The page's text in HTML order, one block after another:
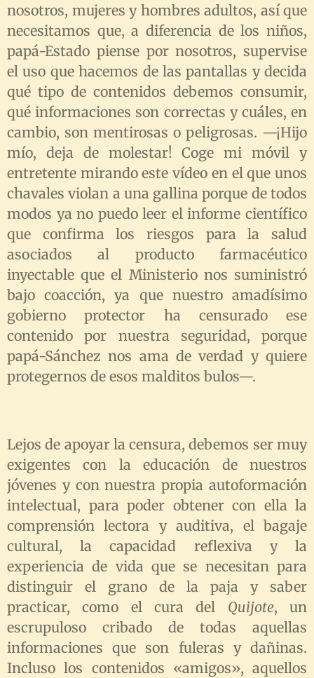
nosotros, mujeres y hombres adultos, así que
necesitamos que, a diferencia de los niños,
papá-Estado piense por nosotros, supervise
el uso que hacemos de las pantallas y decida
qué tipo de contenidos debemos consumir,
qué informaciones son correctas y cuáles, en
cambio, son mentirosas o peligrosas. —¡Hijo
mío, deja de molestar! Coge mi móvil y
entretente mirando este vídeo en el que unos
chavales violan a una gallina porque de todos
modos ya no puedo leer el informe científico
que confirma los riesgos para la salud
asociados al producto farmacéutico
inyectable que el Ministerio nos suministró
bajo coacción, ya que nuestro amadísimo
gobierno protector ha censurado ese
contenido por nuestra seguridad, porque
papá-Sánchez nos ama de verdad y quiere
protegernos de esos malditos bulos—.
Lejos de apoyar la censura, debemos ser muy
exigentes con la educación de nuestros
jóvenes y con nuestra propia autoformación
intelectual, para poder obtener con ella la
comprensión lectora y auditiva, el bagaje
cultural, la capacidad reflexiva y la
experiencia de vida que se necesitan para
distinguir el grano de la paja y saber
practicar, como el cura del Quijote, un
escrupuloso cribado de todas aquellas
informaciones que son fuleras y dañinas.
Incluso los contenidos «amigos», aquellos